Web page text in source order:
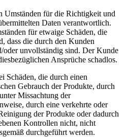
Umständen für die Richtigkeit und
Daten verantwortlich.
für etwaige Schäden, die
dass die durch den Kunden
oder unvollständig sind. Der Kunde
Ansprüche schadlos.
Schäden, die durch einen
Gebrauch der Produkte, durch
Missachtung der
durch eine verkehrte oder
der Produkte oder dadurch
Kontrollen nicht, nicht
durchgeführt werden.